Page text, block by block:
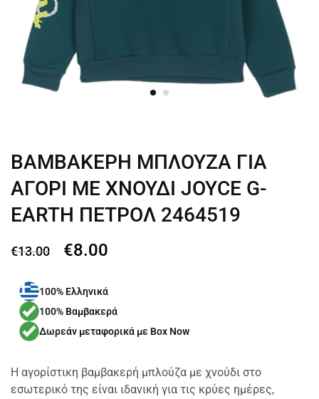
ΒΑΜΒΑΚΕΡΗ ΜΠΛΟΥΖΑ ΓΙΑ
ΑΓΟΡΙ ΜΕ ΧΝΟΥΔΙ JOYCE G-
EARTH ΠΕΤΡΟΛ 2464519
€13.00 €8.00
100% Ελληνικά
100% Βαμβακερά
Δωρεάν μεταφορικά με Box Now
Η αγορίστικη βαμβακερή μπλούζα με χνούδι στο
εσωτερικό της είναι ιδανική για τις κρύες ημέρες,